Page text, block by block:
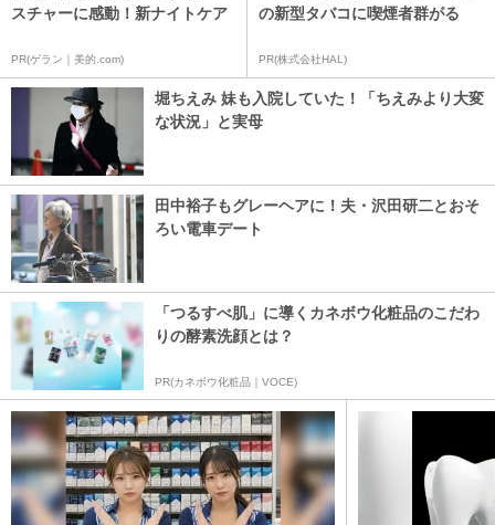
スチャーに感動！新ナイトケア
PR(ゲラン｜美的.com)
の新型タバコに喫煙者群がる
PR(株式会社HAL)
堀ちえみ 妹も入院していた！「ちえみより大変
な状況」と実母
田中裕子もグレーヘアに！夫・沢田研二とおそ
ろい電車デート
「つるすべ肌」に導くカネボウ化粧品のこだわ
りの酵素洗顔とは？
PR(カネボウ化粧品｜VOCE)